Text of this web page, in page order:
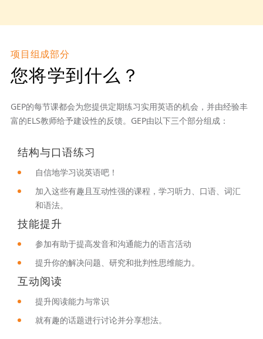
项目组成部分
您将学到什么？
GEP的每节课都会为您提供定期练习实用英语的机会，并由经验丰
富的ELS教师给予建设性的反馈。GEP由以下三个部分组成：
结构与口语练习
自信地学习说英语吧！
加入这些有趣且互动性强的课程，学习听力、口语、词汇
和语法。
技能提升
参加有助于提高发音和沟通能力的语言活动
提升你的解决问题、研究和批判性思维能力。
互动阅读
提升阅读能力与常识
就有趣的话题进行讨论并分享想法。